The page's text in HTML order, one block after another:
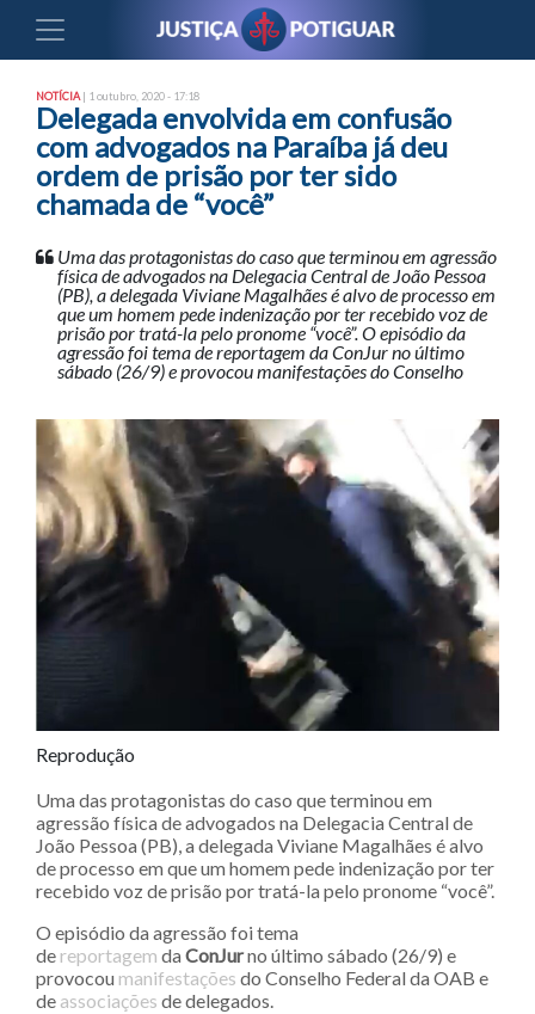
NOTÍCIA | 1 outubro, 2020 - 17:18
Delegada envolvida em confusão
com advogados na Paraíba já deu
ordem de prisão por ter sido
chamada de “você”
Uma das protagonistas do caso que terminou em agressão
física de advogados na Delegacia Central de João Pessoa
(PB), a delegada Viviane Magalhães é alvo de processo em
que um homem pede indenização por ter recebido voz de
prisão por tratá-la pelo pronome “você”. O episódio da
agressão foi tema de reportagem da ConJur no último
sábado (26/9) e provocou manifestações do Conselho
Reprodução
Uma das protagonistas do caso que terminou em
agressão física de advogados na Delegacia Central de
João Pessoa (PB), a delegada Viviane Magalhães é alvo
de processo em que um homem pede indenização por ter
recebido voz de prisão por tratá-la pelo pronome “você”.
O episódio da agressão foi tema
de reportagem da ConJurno último sábado (26/9) e
provocou manifestações do Conselho Federal da OAB e
de associações de delegados.